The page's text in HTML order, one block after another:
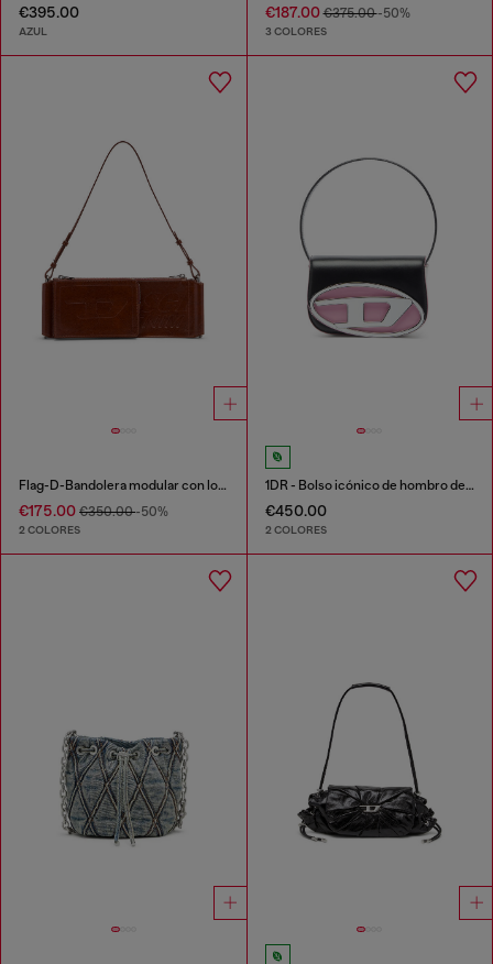
€395.00
AZUL
€187.00€375.00-50%
3 COLORES
Flag-D-Bandolera modular con logo en relieve y lavado oscuro
€175.00 €350.00-50%
2 COLORES
1DR - Bolso icónico de hombro de cuero napa
€450.00
2 COLORES